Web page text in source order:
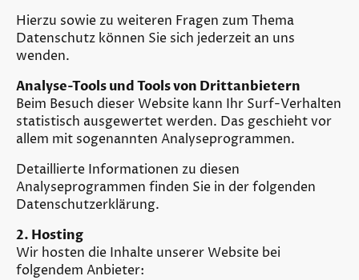
Hierzu sowie zu weiteren Fragen zum Thema
Datenschutz können Sie sich jederzeit an uns
wenden.
Analyse-Tools und Tools von Drittanbietern
Beim Besuch dieser Website kann Ihr Surf-Verhalten
statistisch ausgewertet werden. Das geschieht vor
allem mit sogenannten Analyseprogrammen.
Detaillierte Informationen zu diesen
Analyseprogrammen finden Sie in der folgenden
Datenschutzerklärung.
2. Hosting
Wir hosten die Inhalte unserer Website bei
folgendem Anbieter: